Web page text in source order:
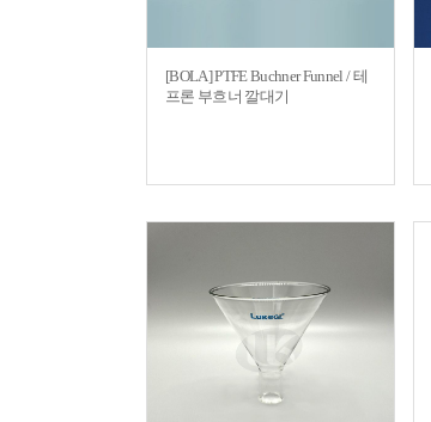
[BOLA] PTFE Buchner Funnel / 테
프론 부흐너 깔대기